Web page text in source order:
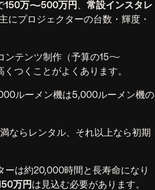
150万〜500万円
常設インスタレ
にプロジェクターの台数・輝度・
ンテンツ制作（予算の15〜
つくことがよくあります。
ルーメン機は5,000ルーメン機の
ならレンタル、それ以上なら初期
ーは約20,000時間と長寿命になり
万円 は見込む必要があります。